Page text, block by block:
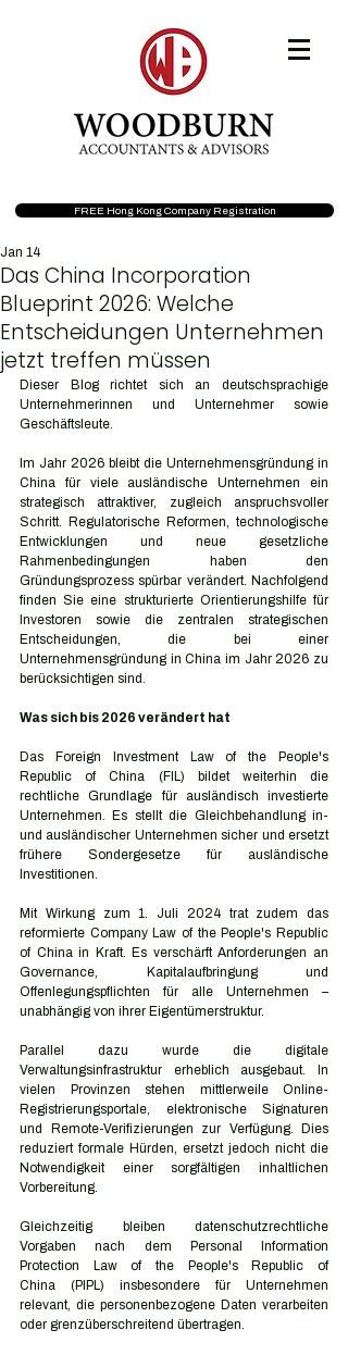
FREE Hong Kong Company Registration
Das China Incorporation
Blueprint 2026: Welche
Entscheidungen Unternehmen
jetzt treffen müssen
Jan 14
Dieser Blog richtet sich an deutschsprachige
Unternehmerinnen und Unternehmer sowie
Geschäftsleute.
Im Jahr 2026 bleibt die Unternehmensgründung in
China für viele ausländische Unternehmen ein
strategisch attraktiver, zugleich anspruchsvoller
Schritt. Regulatorische Reformen, technologische
Entwicklungen und neue gesetzliche
Rahmenbedingungen haben den
Gründungsprozess spürbar verändert. Nachfolgend
finden Sie eine strukturierte Orientierungshilfe für
Investoren sowie die zentralen strategischen
Entscheidungen, die bei einer
Unternehmensgründung in China im Jahr 2026 zu
berücksichtigen sind.
Was sich bis 2026 verändert hat
Das Foreign Investment Law of the People's
Republic of China (FIL) bildet weiterhin die
rechtliche Grundlage für ausländisch investierte
Unternehmen. Es stellt die Gleichbehandlung in-
und ausländischer Unternehmen sicher und ersetzt
frühere Sondergesetze für ausländische
Investitionen.
Mit Wirkung zum 1. Juli 2024 trat zudem das
reformierte Company Law of the People's Republic
of China in Kraft. Es verschärft Anforderungen an
Governance, Kapitalaufbringung und
Offenlegungspflichten für alle Unternehmen –
unabhängig von ihrer Eigentümerstruktur.
Parallel dazu wurde die digitale
Verwaltungsinfrastruktur erheblich ausgebaut. In
vielen Provinzen stehen mittlerweile Online-
Registrierungsportale, elektronische Signaturen
und Remote-Verifizierungen zur Verfügung. Dies
reduziert formale Hürden, ersetzt jedoch nicht die
Notwendigkeit einer sorgfältigen inhaltlichen
Vorbereitung.
Gleichzeitig bleiben datenschutzrechtliche
Vorgaben nach dem Personal Information
Protection Law of the People's Republic of
China (PIPL) insbesondere für Unternehmen
relevant, die personenbezogene Daten verarbeiten
oder grenzüberschreitend übertragen.